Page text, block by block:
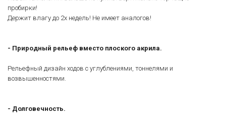
пробирки!
Держит влагу до 2х недель! Не имеет аналогов!
- Природный рельеф вместо плоского акрила.
Рельефный дизайн ходов с углублениями, тоннелями и
возвышенностями.
- Долговечность.